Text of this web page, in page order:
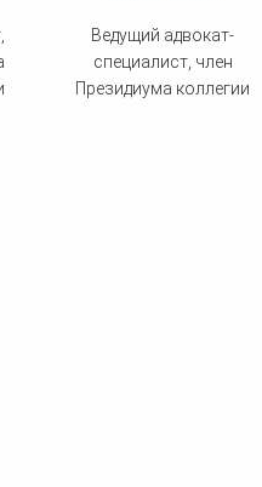
Ведущий адвокат-
специалист, член
Президиума коллегии